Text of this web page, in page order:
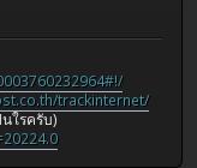
trackinternet/
ใรครับ)